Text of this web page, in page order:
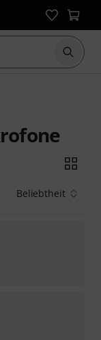
Suche
Beliebtheit